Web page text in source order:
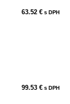
63.52 € s DPH
99.53 € s DPH